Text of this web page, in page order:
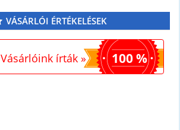
VÁSÁRLÓI ÉRTÉKELÉSEK
Vásárlóink írták » 100 %